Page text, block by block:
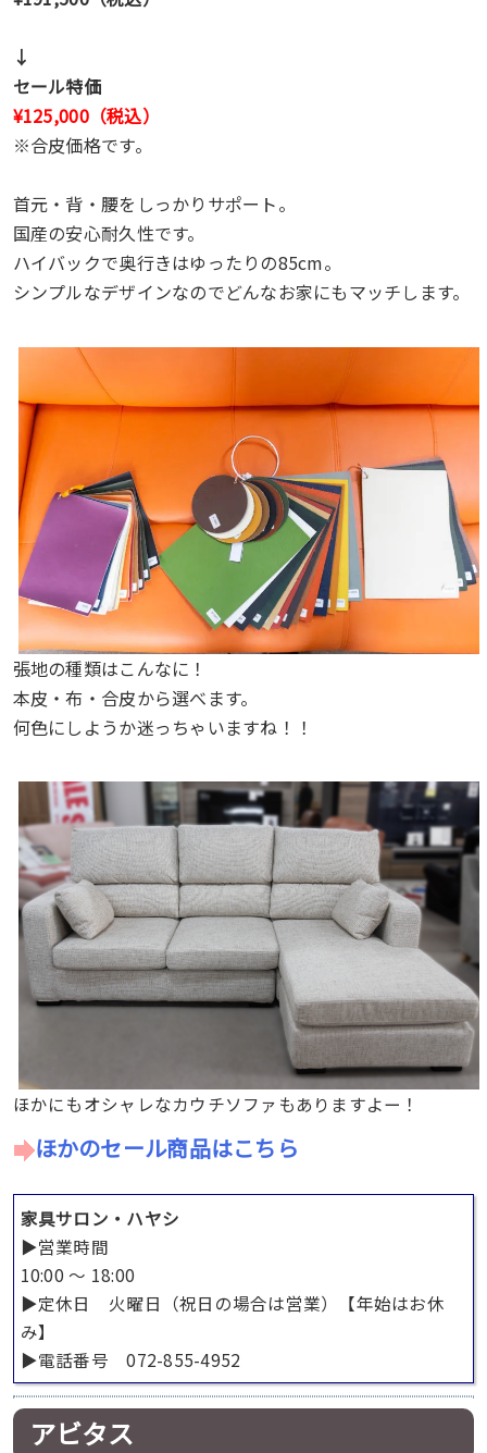
↓
セール特価
¥125,000（税込）
※合皮価格です。
首元・背・腰をしっかりサポート。
国産の安心耐久性です。
ハイバックで奥行きはゆったりの85cm。
シンプルなデザインなのでどんなお家にもマッチします。
張地の種類はこんなに！
本皮・布・合皮から選べます。
何色にしようか迷っちゃいますね！！
ほかにもオシャレなカウチソファもありますよー！
ほかのセール商品はこちら
家具サロン・ハヤシ
▶︎営業時間
10:00 ～ 18:00
▶︎定休日 火曜日（祝日の場合は営業）【年始はお休
み】
▶︎電話番号 072-855-4952
アビタス